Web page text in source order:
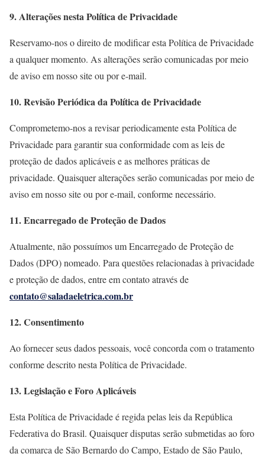
9. Alterações nesta Política de Privacidade
Reservamo-nos o direito de modificar esta Política de Privacidade
a qualquer momento. As alterações serão comunicadas por meio
de aviso em nosso site ou por e-mail.
10. Revisão Periódica da Política de Privacidade
Comprometemo-nos a revisar periodicamente esta Política de
Privacidade para garantir sua conformidade com as leis de
proteção de dados aplicáveis e as melhores práticas de
privacidade. Quaisquer alterações serão comunicadas por meio de
aviso em nosso site ou por e-mail, conforme necessário.
11. Encarregado de Proteção de Dados
Atualmente, não possuímos um Encarregado de Proteção de
Dados (DPO) nomeado. Para questões relacionadas à privacidade
e proteção de dados, entre em contato através de
contato@saladaeletrica.com.br
12. Consentimento
Ao fornecer seus dados pessoais, você concorda com o tratamento
conforme descrito nesta Política de Privacidade.
13. Legislação e Foro Aplicáveis
Esta Política de Privacidade é regida pelas leis da República
Federativa do Brasil. Quaisquer disputas serão submetidas ao foro
da comarca de São Bernardo do Campo, Estado de São Paulo,